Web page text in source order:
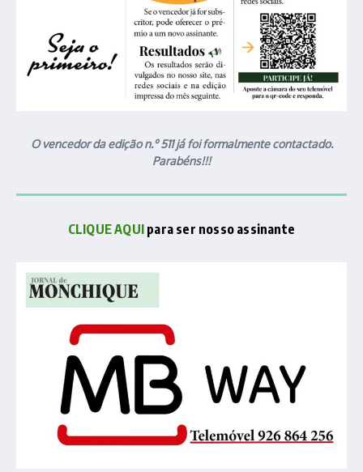
O vencedor da edição n.º 511 já foi formalmente contactado.
Parabéns!!!
CLIQUE AQUI para ser nosso assinante